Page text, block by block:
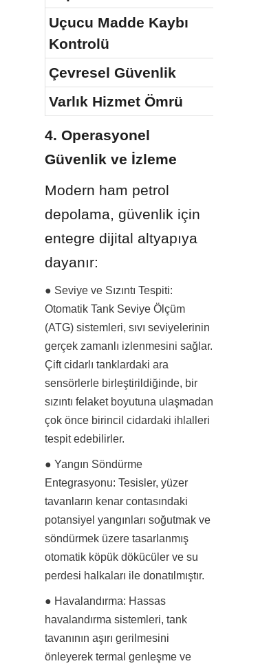
Uçucu Madde Kaybı
Kontrolü
Çevresel Güvenlik
Varlık Hizmet Ömrü
4. Operasyonel
Güvenlik ve İzleme
Modern ham petrol
depolama, güvenlik için
entegre dijital altyapıya
dayanır:
● Seviye ve Sızıntı Tespiti:
Otomatik Tank Seviye Ölçüm
(ATG) sistemleri, sıvı seviyelerinin
gerçek zamanlı izlenmesini sağlar.
Çift cidarlı tanklardaki ara
sensörlerle birleştirildiğinde, bir
sızıntı felaket boyutuna ulaşmadan
çok önce birincil cidardaki ihlalleri
tespit edebilirler.
● Yangın Söndürme
Entegrasyonu: Tesisler, yüzer
tavanların kenar contasındaki
potansiyel yangınları soğutmak ve
söndürmek üzere tasarlanmış
otomatik köpük dökücüler ve su
perdesi halkaları ile donatılmıştır.
● Havalandırma: Hassas
havalandırma sistemleri, tank
tavanının aşırı gerilmesini
önleyerek termal genleşme ve